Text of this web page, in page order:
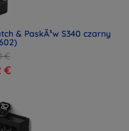
& PaskÃ³w S340 czarny
€
€